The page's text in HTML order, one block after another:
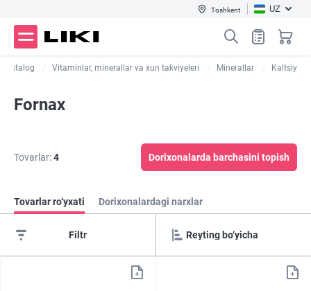
Toshkent UZ
Katalog Vitaminlar, minerallar va xun takviyeleri Minerallar Kaltsiy
Fornax
Tovarlar:4 Dorixonalarda barchasini topish
Tovarlar ro‘yxati Dorixonalardagi narxlar
Filtr